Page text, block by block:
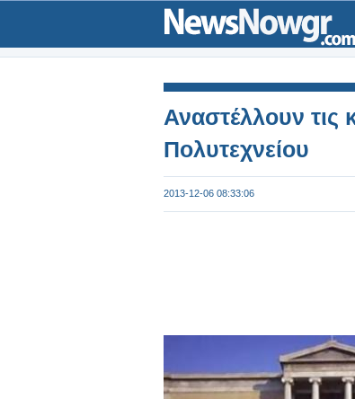
Αναστέλλουν τις
Πολυτεχνείου
2013-12-06 08:33:06